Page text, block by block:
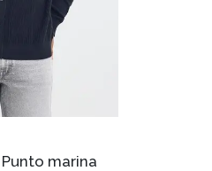
marina